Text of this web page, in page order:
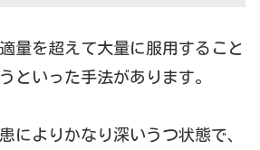
量を超えて大量に服用すること
といった手法があります。
によりかなり深いうつ状態で、